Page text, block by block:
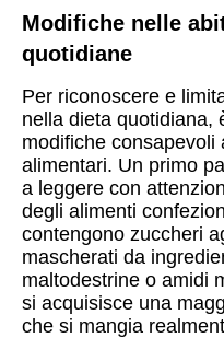
Modifiche nelle
quotidiane
Per riconoscere e
nella dieta quotidiana,
modifiche consapevoli
alimentari. Un primo
a leggere con
degli alimenti
contengono zuccheri
mascherati da
maltodestrine o amidi
si acquisisce una
che si mangia